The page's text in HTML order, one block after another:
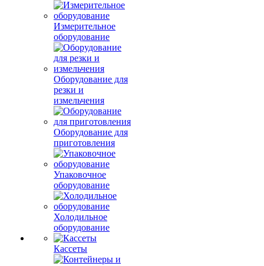
Измерительное
оборудование
Оборудование для
резки и
измельчения
Оборудование для
приготовления
Упаковочное
оборудование
Холодильное
оборудование
Кассеты